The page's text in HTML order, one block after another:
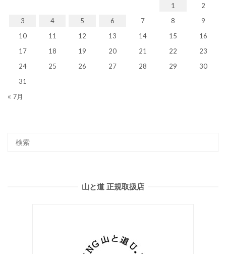
1
2
3
4 5 6 7 8
9
10
11 12 13 14 15
16
17
18 19 20 21 22
23
24
25 26 27 28 29
30
31
« 7月
山と道 正規取扱店